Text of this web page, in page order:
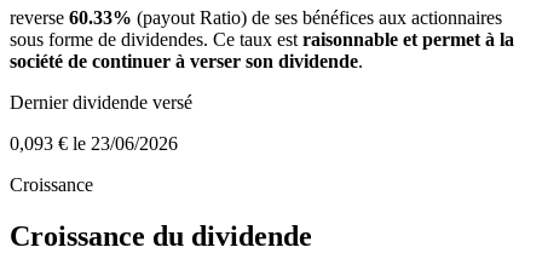
reverse 60.33% (payout Ratio) de ses bénéfices aux actionnaires
sous forme de dividendes. Ce taux est raisonnable et permet à la
société de continuer à verser son dividende.
Dernier dividende versé
0,093 € le 23/06/2026
Croissance
Croissance du dividende